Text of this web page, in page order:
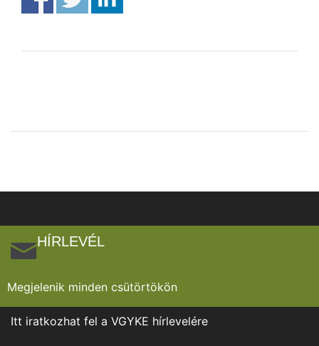
HÍRLEVÉL
Megjelenik minden csütörtökön
Itt iratkozhat fel a VGYKE hírlevelére